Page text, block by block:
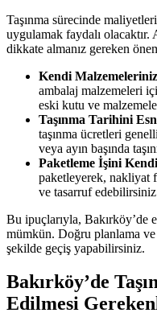
Taşınma sürecinde
uygulamak faydalı olacaktır.
dikkate almanız gereken
Kendi
ambalaj malzemeleri
eski kutu ve
Taşınma Tarihini
taşınma ücretleri
veya ayın başında
Paketleme İşini
paketleyerek, nakliyat
ve tasarruf
Bu ipuçlarıyla, Bakırköy’de
mümkün. Doğru planlama
şekilde geçiş yapabilirsiniz.
Bakırköy’de
Edilmesi